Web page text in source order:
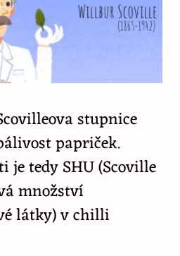
stupnice
papriček.
je tedy SHU (Scoville
množství
látky) v chilli